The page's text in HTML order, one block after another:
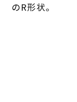
のR形状。